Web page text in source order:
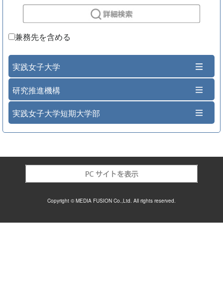
兼務先を含める
実践女子大学
研究推進機構
実践女子大学短期大学部
Copyright © MEDIA FUSION Co.,Ltd. All rights reserved.